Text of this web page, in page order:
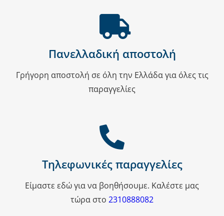
Πανελλαδική αποστολή
Γρήγορη αποστολή σε όλη την Ελλάδα για όλες τις
παραγγελίες
Τηλεφωνικές παραγγελίες
Είμαστε εδώ για να βοηθήσουμε. Καλέστε μας
τώρα στο 2310888082